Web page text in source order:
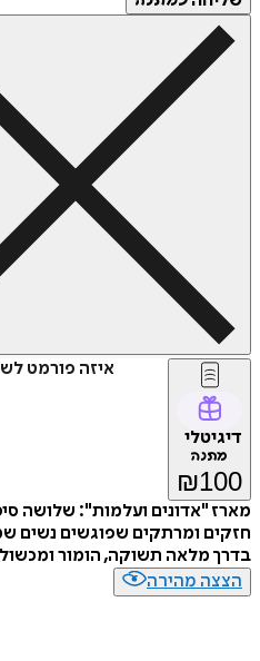
איזה פורמט
דיגיטלי
מתנה
₪100
מארז "אדונים ועלמות": שלושה
חזקים ומרתקים שפוגשים נשים
בדרך מלאה תשוקה, הומור
הצצה מהירה